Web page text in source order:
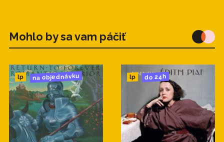
Mohlo by sa vam páčiť
lp na objednávku lp do 24h